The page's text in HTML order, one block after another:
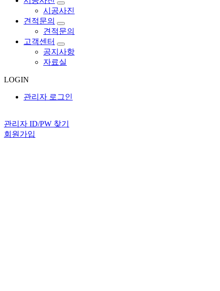
시공사진
견적문의
견적문의
고객센터
공지사항
자료실
LOGIN
관리자 로그인
관리자 ID/PW 찾기
회원가입